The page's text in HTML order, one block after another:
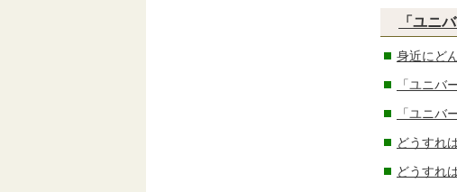
「ユニ
身近にど
「ユニバ
「ユニバ
どうすれ
どうすれ